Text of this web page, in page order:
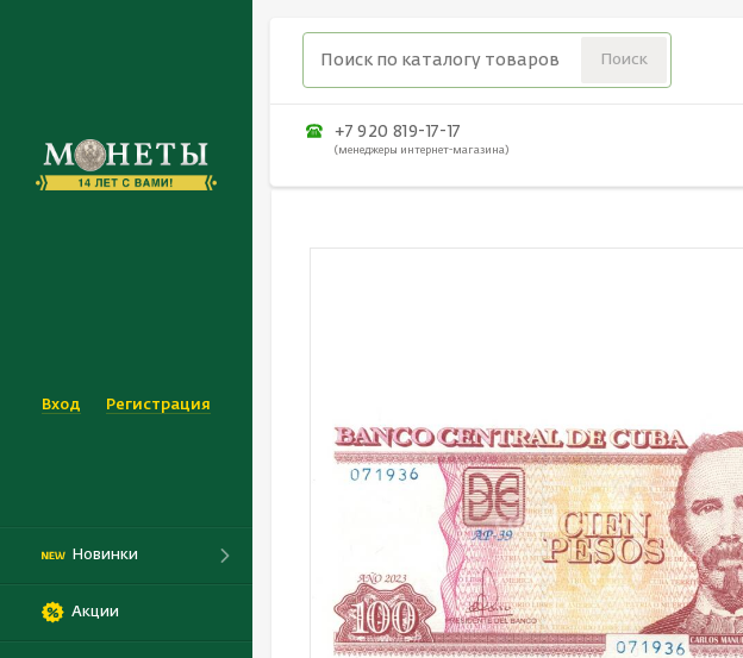
Вход Регистрация
Новинки
Акции
+7 920 819-17-17
(менеджеры интернет-магазина)